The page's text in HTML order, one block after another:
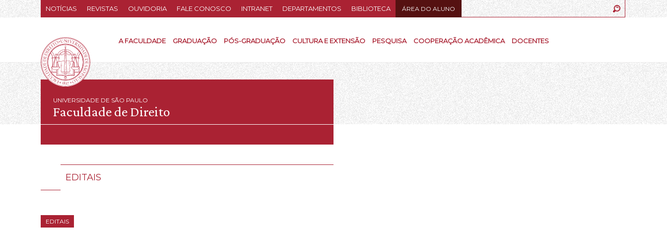
NOTÍCIAS REVISTAS OUVIDORIA FALE CONOSCO INTRANET DEPARTAMENTOS BIBLIOTECA ÁREA DO ALUNO
A FACULDADE GRADUAÇÃO PÓS-GRADUAÇÃO CULTURA E EXTENSÃO PESQUISA COOPERAÇÃO ACADÊMICA DOCENTES
UNIVERSIDADE DE SÃO PAULO
Faculdade de Direito
EDITAIS
EDITAIS